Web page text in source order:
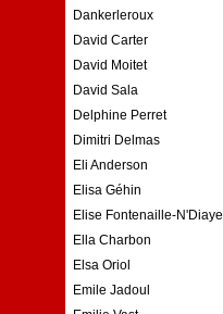
Dankerleroux
David Carter
David Moitet
David Sala
Delphine Perret
Dimitri Delmas
Eli Anderson
Elisa Géhin
Elise Fontenaille-N'Diaye
Ella Charbon
Elsa Oriol
Emile Jadoul